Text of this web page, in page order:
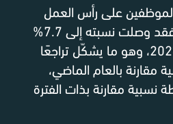
الموظفين على رأس العمل
في قطاع "التصنيع"، فقد وصلت نسبته إلى 7.7%
خلال الربع الأول من 2026، وهو ما يشكّل تراجعًا
نسبية مقارنة بالعام الماضي،
بنحو 0.13 نقطة نسبية مقارنة بذات الفترة